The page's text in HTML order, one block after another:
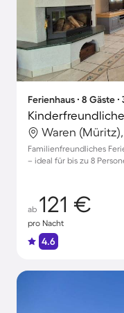
Ferienhaus ∙ 8 Gäste
Familienfreundliches
– ideal für bis zu 8
ab 121 €
pro Nacht
4.6